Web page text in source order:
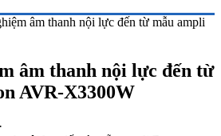
âm thanh nội lực đến từ mẫu ampli
âm thanh nội lực đến từ
AVR-X3300W
·